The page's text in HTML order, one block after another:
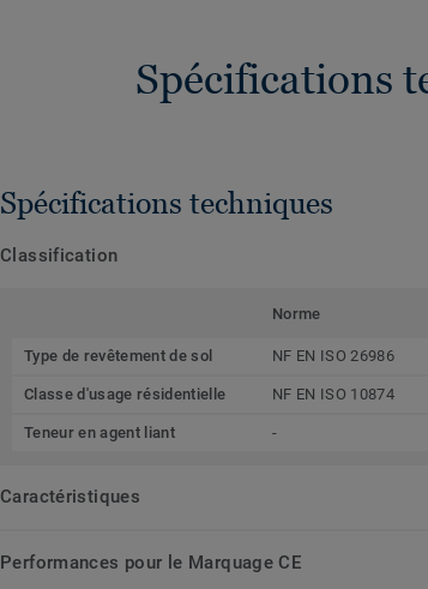
Spécifications
Spécifications techniques
Classification
Norme
Type de revêtement de sol NF EN ISO 26986
Classe d'usage résidentielle NF EN ISO 10874
Teneur en agent liant -
Caractéristiques
Performances pour le Marquage CE